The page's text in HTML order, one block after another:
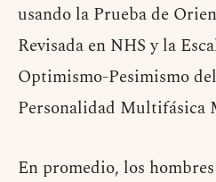
usando la Prueba de
Revisada en NHS y la
Optimismo-Pesimismo
Personalidad Multifásica
En promedio, los